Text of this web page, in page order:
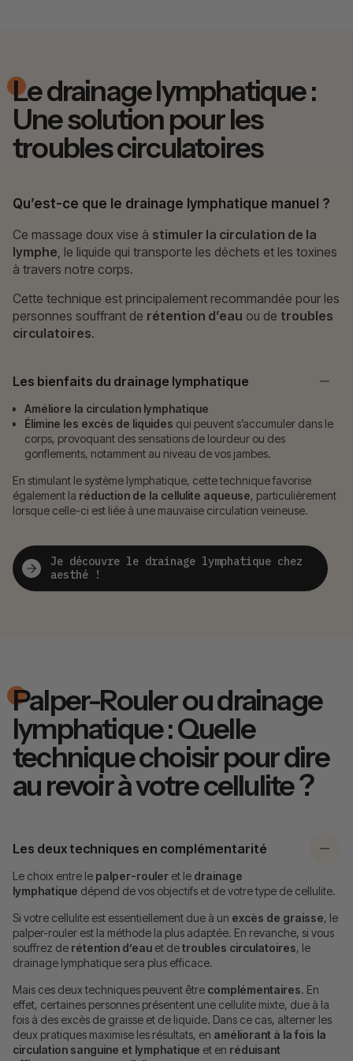
Le drainage lymphatique :
Une solution pour les
troubles circulatoires
Qu’est-ce que le drainage lymphatique manuel ?
Ce massage doux vise à stimuler la circulation de la
lymphe , le liquide qui transporte les déchets et les toxines
à travers notre corps.
Cette technique est principalement recommandée pour les
personnes souffrant de rétention d’eau ou de troubles
circulatoires.
Les bienfaits du drainage lymphatique
Améliore la circulation lymphatique
Élimine les excès de liquides qui peuvent s’accumuler dans le
corps, provoquant des sensations de lourdeur ou des
gonflements, notamment au niveau de vos jambes.
En stimulant le système lymphatique, cette technique favorise
également la réduction de la cellulite aqueuse, particulièrement
lorsque celle-ci est liée à une mauvaise circulation veineuse.
Je découvre le drainage lymphatique chez
aesthé !
Palper-Rouler ou drainage
lymphatique : Quelle
technique choisir pour dire
au revoir à votre cellulite ?
Les deux techniques en complémentarité
Le choix entre le palper-rouler et le drainage
lymphatique dépend de vos objectifs et de votre type de cellulite.
Si votre cellulite est essentiellement due à un excès de graisse, le
palper-rouler est la méthode la plus adaptée. En revanche, si vous
souffrez de rétention d’eau et detroubles circulatoires, le
drainage lymphatique sera plus efficace.
Mais ces deux techniques peuvent être complémentaires. En
effet, certaines personnes présentent une cellulite mixte, due à la
fois à des excès de graisse et de liquide. Dans ce cas, alterner les
deux pratiques maximise les résultats, en améliorant à la fois la
circulation sanguine et lymphatique et en réduisant